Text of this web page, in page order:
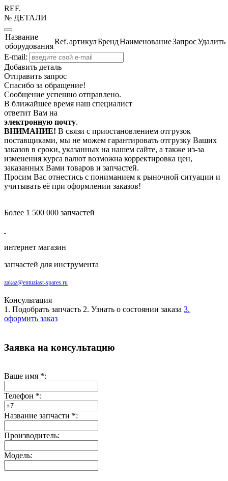
REF.
№ ДЕТАЛИ
Название
оборудования
Ref.артикулБрендНаименованиеЗапросУдалить
E-mail:
Добавить деталь
Отправить запрос
Спасибо за обращение!
Сообщение успешно отправлено.
В ближайшее время наш специалист
ответит Вам на
электронную почту.
ВНИМАНИЕ! В связи с приостановлением отгрузок
поставщиками, мы не можем гарантировать отгрузку Ваших
заказов в сроки, указанных на нашем сайте, а также из-за
изменения курса валют возможна корректировка цен,
заказанных Вами товаров и запчастей.
Просим Вас отнестись с пониманием к рыночной ситуации и
учитывать её при оформлении заказов!
Более 1 500 000 запчастей
интернет магазин
запчастей для инструмента
zakaz@entuziast-spares.ru
Консультация
1. Подобрать запчасть 2. Узнать о состоянии заказа 3.
оформить заказ
Заявка на консультацию
Ваше имя *:
Телефон *:
Название запчасти *:
Производитель:
Модель: